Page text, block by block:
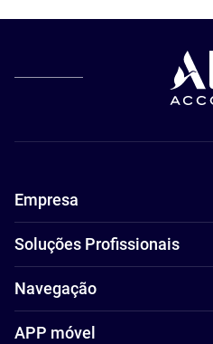
Empresa
Soluções Profissionais
Navegação
APP móvel